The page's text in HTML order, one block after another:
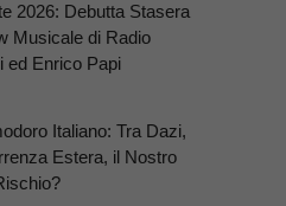
2026: Debutta Stasera
Musicale di Radio
ed Enrico Papi
Italiano: Tra Dazi,
Estera, il Nostro